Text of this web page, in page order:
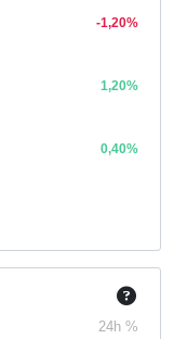
-1,20%
1,20%
0,40%
24h %